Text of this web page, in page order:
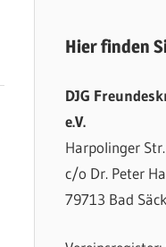
Hier finden
DJG
e.V.
Harpolinger
c/o Dr. Peter
79713 Bad